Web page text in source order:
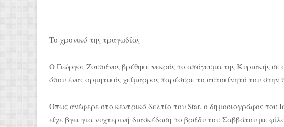
Το χρονικό της τραγωδίας
Ο Γιώργος Ζουπάνος βρέθηκε νεκρός το απόγευμα της Κυριακής
όπου ένας ορμητικός χείμαρρος παρέσυρε το αυτοκίνητό του
Όπως ανέφερε στο κεντρικό δελτίο του Star, ο δημοσιογράφος του
είχε βγει για νυχτερινή διασκέδαση το βράδυ του Σαββάτου με